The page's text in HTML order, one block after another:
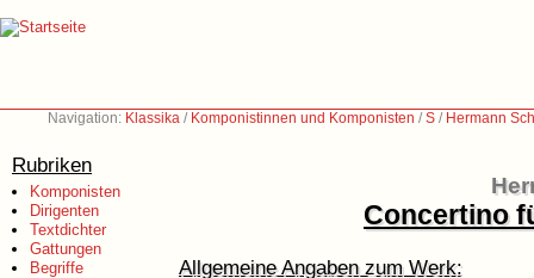
Navigation: Klassika / Komponistinnen und Komponisten /S / Hermann
Rubriken
Komponisten
Dirigenten
Textdichter
Gattungen
Begriffe
Concertino
Allgemeine Angaben zum Werk: